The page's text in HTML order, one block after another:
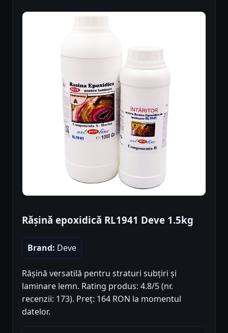
Rășină epoxidică RL1941 Deve 1.5kg
Brand: Deve
Rășină versatilă pentru straturi subțiri și
laminare lemn. Rating produs: 4.8/5 (nr.
recenzii: 173). Preț: 164 RON la momentul
datelor.